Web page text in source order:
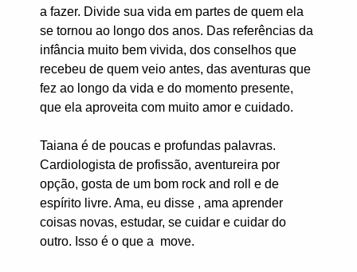
a fazer. Divide sua vida em partes de quem ela
se tornou ao longo dos anos. Das referências da
infância muito bem vivida, dos conselhos que
recebeu de quem veio antes, das aventuras que
fez ao longo da vida e do momento presente,
que ela aproveita com muito amor e cuidado.
Taiana é de poucas e profundas palavras.
Cardiologista de profissão, aventureira por
opção, gosta de um bom rock and roll e de
espírito livre. Ama, eu disse , ama aprender
coisas novas, estudar, se cuidar e cuidar do
outro. Isso é o que a move.